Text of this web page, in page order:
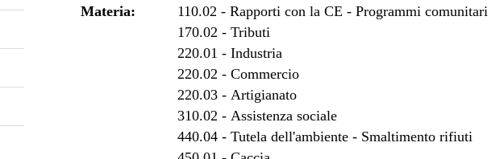
Materia:
110.02 -Rapporti con la CE - Programmi comunitari
170.02 -Tributi
220.01 -Industria
220.02 -Commercio
220.03 -Artigianato
310.02 -Assistenza sociale
440.04 -Tutela dell'ambiente - Smaltimento rifiuti